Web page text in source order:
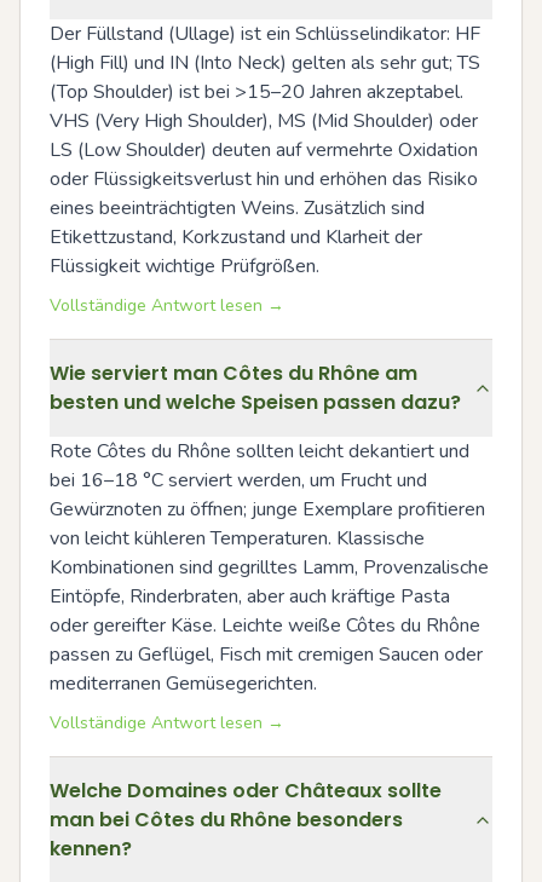
Der Füllstand (Ullage) ist ein Schlüsselindikator: HF
(High Fill) und IN (Into Neck) gelten als sehr gut; TS
(Top Shoulder) ist bei >15–20 Jahren akzeptabel.
VHS (Very High Shoulder), MS (Mid Shoulder) oder
LS (Low Shoulder) deuten auf vermehrte Oxidation
oder Flüssigkeitsverlust hin und erhöhen das Risiko
eines beeinträchtigten Weins. Zusätzlich sind
Etikettzustand, Korkzustand und Klarheit der
Flüssigkeit wichtige Prüfgrößen.
Vollständige Antwort lesen →
Wie serviert man Côtes du Rhône am
besten und welche Speisen passen dazu?
Rote Côtes du Rhône sollten leicht dekantiert und
bei 16–18 °C serviert werden, um Frucht und
Gewürznoten zu öffnen; junge Exemplare profitieren
von leicht kühleren Temperaturen. Klassische
Kombinationen sind gegrilltes Lamm, Provenzalische
Eintöpfe, Rinderbraten, aber auch kräftige Pasta
oder gereifter Käse. Leichte weiße Côtes du Rhône
passen zu Geflügel, Fisch mit cremigen Saucen oder
mediterranen Gemüsegerichten.
Vollständige Antwort lesen →
Welche Domaines oder Châteaux sollte
man bei Côtes du Rhône besonders
kennen?